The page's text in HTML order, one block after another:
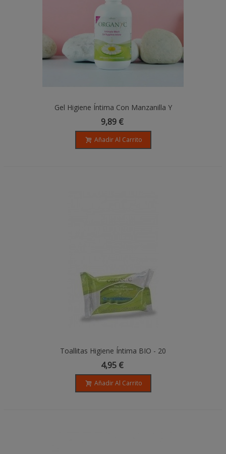
Gel Higiene Íntima Con Manzanilla Y
Caléndula - 250ml - Organyc
9,89 €
Añadir Al Carrito
Toallitas Higiene Íntima BIO - 20
Unidades
4,95 €
Añadir Al Carrito